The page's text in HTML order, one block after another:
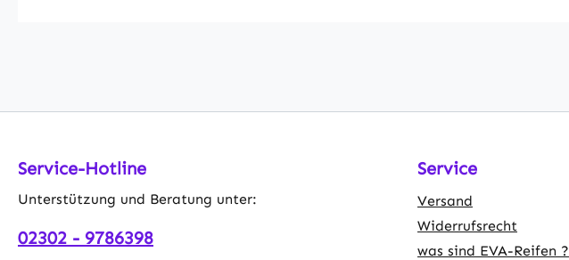
Service-Hotline
Unterstützung und Beratung unter:
02302 - 9786398
Service
Versand
Widerrufsrecht
was sind EVA-Reifen ?